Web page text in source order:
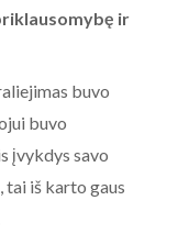
ir
buvo
buvo
įvykdys savo
tai iš karto gaus